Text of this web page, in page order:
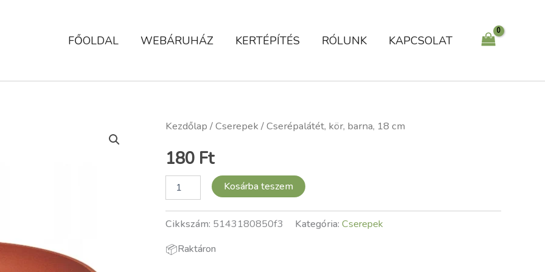
FŐOLDAL WEBÁRUHÁZ KERTÉPÍTÉS RÓLUNK KAPCSOLAT
Kezdőlap /Cserepek / Cserépalátét, kör, barna, 18 cm
180 Ft
Cserépalátét,
18
mennyiség
Kosárba teszem
Cikkszám: 5143180850f3 Kategória: Cserepek
📦Raktáron